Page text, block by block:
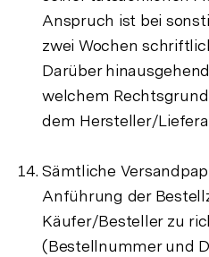
Anspruch ist bei
zwei Wochen
Darüber
welchem
dem Hersteller/
Sämtliche
Anführung der
Käufer/Besteller zu
(Bestellnummer und